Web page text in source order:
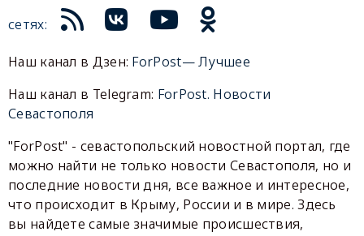
сетях:
Наш канал в Дзен: ForPost— Лучшее
Наш канал в Telegram: ForPost. Новости
Севастополя
"ForPost" - севастопольский новостной портал, где
можно найти не только новости Севастополя, но и
последние новости дня, все важное и интересное,
что происходит в Крыму, России и в мире. Здесь
вы найдете самые значимые происшествия,